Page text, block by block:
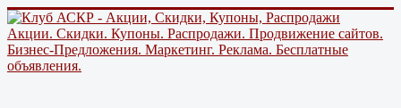
Акции. Скидки. Купоны. Распродажи. Продвижение сайтов.
Бизнес-Предложения. Маркетинг. Реклама. Бесплатные
объявления.